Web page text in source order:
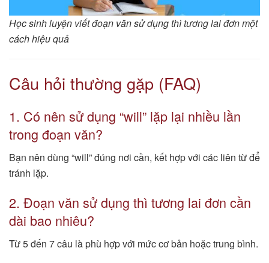
Học sinh luyện viết đoạn văn sử dụng thì tương lai đơn một
cách hiệu quả
Câu hỏi thường gặp (FAQ)
1. Có nên sử dụng “will” lặp lại nhiều lần
trong đoạn văn?
Bạn nên dùng “will” đúng nơi cần, kết hợp với các liên từ để
tránh lặp.
2. Đoạn văn sử dụng thì tương lai đơn cần
dài bao nhiêu?
Từ 5 đến 7 câu là phù hợp với mức cơ bản hoặc trung bình.